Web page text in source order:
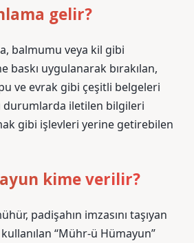
gelir?
balmumu veya kil gibi
baskı uygulanarak bırakılan,
ve evrak gibi çeşitli belgeleri
durumlarda iletilen bilgileri
gibi işlevleri yerine getirebilen
kime verilir?
padişahın imzasını taşıyan
“Mühr-ü Hümayun”